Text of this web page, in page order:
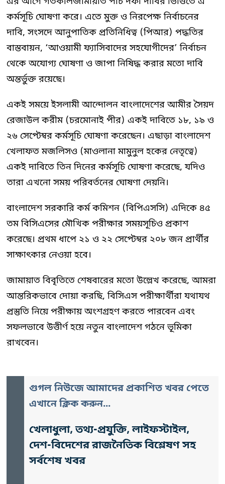
কর্মসূচি ঘোষণা করে। এতে মুক্ত ও নিরপেক্ষ নির্বাচনের
দাবি, সংসদে আনুপাতিক প্রতিনিধিত্ব (পিআর) পদ্ধতির
বাস্তবায়ন, ‘আওয়ামী ফ্যাসিবাদের সহযোগীদের’ নির্বাচন
থেকে অযোগ্য ঘোষণা ও জাপা নিষিদ্ধ করার মতো দাবি
অন্তর্ভুক্ত রয়েছে।
একই সময়ে ইসলামী আন্দোলন বাংলাদেশের আমীর সৈয়দ
রেজাউল করীম (চরমোনাই পীর) একই দাবিতে ১৮, ১৯ ও
২৬ সেপ্টেম্বর কর্মসূচি ঘোষণা করেছেন। এছাড়া বাংলাদেশ
খেলাফত মজলিসও (মাওলানা মামুনুল হকের নেতৃত্বে)
একই দাবিতে তিন দিনের কর্মসূচি ঘোষণা করেছে, যদিও
তারা এখনো সময় পরিবর্তনের ঘোষণা দেয়নি।
বাংলাদেশ সরকারি কর্ম কমিশন (বিপিএসসি) এদিকে ৪৫
তম বিসিএসের মৌখিক পরীক্ষার সময়সূচিও প্রকাশ
করেছে। প্রথম ধাপে ২১ ও ২২ সেপ্টেম্বর ২০৮ জন প্রার্থীর
সাক্ষাৎকার নেওয়া হবে।
জামায়াত বিবৃতিতে শেষবারের মতো উল্লেখ করেছে, আমরা
আন্তরিকভাবে দোয়া করছি, বিসিএস পরীক্ষার্থীরা যথাযথ
প্রস্তুতি নিয়ে পরীক্ষায় অংশগ্রহণ করতে পারবেন এবং
সফলভাবে উত্তীর্ণ হয়ে নতুন বাংলাদেশ গঠনে ভূমিকা
রাখবেন।
গুগল নিউজে আমাদের প্রকাশিত খবর পেতে
এখানে ক্লিক করুন...
খেলাধুলা, তথ্য-প্রযুক্তি, লাইফস্টাইল,
দেশ-বিদেশের রাজনৈতিক বিশ্লেষণ সহ
সর্বশেষ খবর